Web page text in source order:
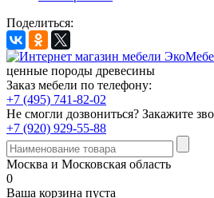
Поделиться:
ценные породы древесины
Заказ мебели по телефону:
+7 (495) 741-82-02
Не смогли дозвониться? Закажите
+7 (920) 929-55-88
Москва и Московская область
0
Ваша корзина пуста